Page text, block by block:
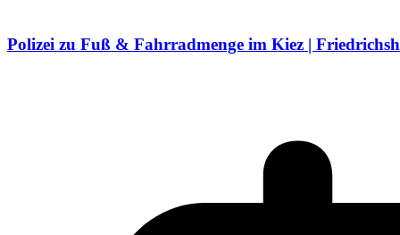
Polizei zu Fuß & Fahrradmenge im Kiez |